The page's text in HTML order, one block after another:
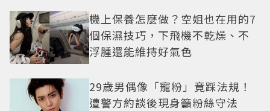
機上保養怎麼做？空姐也在用的7
個保濕技巧，下飛機不乾燥、不
浮腫還能維持好氣色
29歲男偶像「寵粉」竟踩法規！
遭警方約談後現身籲粉絲守法